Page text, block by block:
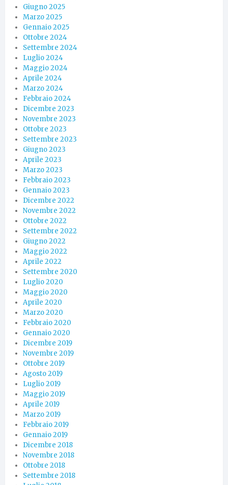
Giugno 2025
Marzo 2025
Gennaio 2025
Ottobre 2024
Settembre 2024
Luglio 2024
Maggio 2024
Aprile 2024
Marzo 2024
Febbraio 2024
Dicembre 2023
Novembre 2023
Ottobre 2023
Settembre 2023
Giugno 2023
Aprile 2023
Marzo 2023
Febbraio 2023
Gennaio 2023
Dicembre 2022
Novembre 2022
Ottobre 2022
Settembre 2022
Giugno 2022
Maggio 2022
Aprile 2022
Settembre 2020
Luglio 2020
Maggio 2020
Aprile 2020
Marzo 2020
Febbraio 2020
Gennaio 2020
Dicembre 2019
Novembre 2019
Ottobre 2019
Agosto 2019
Luglio 2019
Maggio 2019
Aprile 2019
Marzo 2019
Febbraio 2019
Gennaio 2019
Dicembre 2018
Novembre 2018
Ottobre 2018
Settembre 2018